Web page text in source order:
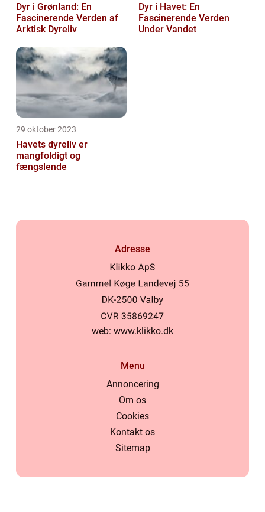
Dyr i Grønland: En
Fascinerende Verden af
Arktisk Dyreliv
Dyr i Havet: En
Fascinerende Verden
Under Vandet
29 oktober 2023
Havets dyreliv er
mangfoldigt og
fængslende
Adresse
web: www.klikko.dk
Menu
Annoncering
Om os
Cookies
Kontakt os
Sitemap